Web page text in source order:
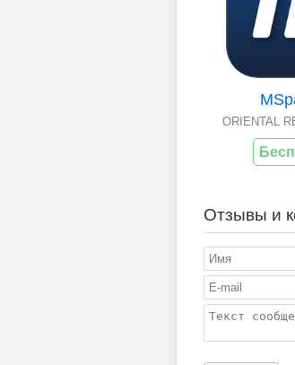
ORIENTAL
Отзывы и